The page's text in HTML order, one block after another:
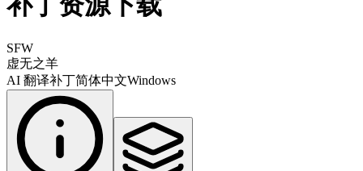
SFW
虚无之羊
AI 翻译补丁简体中文Windows